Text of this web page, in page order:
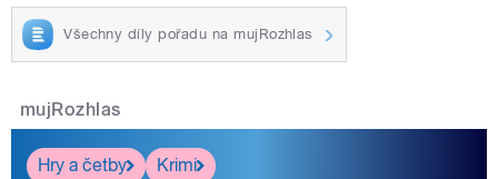
Všechny díly pořadu na mujRozhlas
mujRozhlas
Hry a četby
Krimi